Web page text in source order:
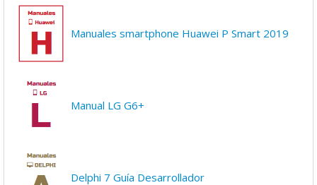
Manuales smartphone Huawei P Smart 2019
Manual LG G6+
Delphi 7 Guía Desarrollador